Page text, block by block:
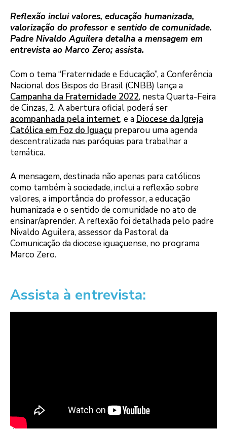
Reflexão inclui valores, educação humanizada,
valorização do professor e sentido de comunidade.
Padre Nivaldo Aguilera detalha a mensagem em
entrevista ao Marco Zero; assista.
Com o tema “Fraternidade e Educação”, a Conferência
Nacional dos Bispos do Brasil (CNBB) lança a
Campanha da Fraternidade 2022, nesta Quarta-Feira
de Cinzas, 2. A abertura oficial poderá ser
acompanhada pela internet, e a Diocese da Igreja
Católica em Foz do Iguaçu preparou uma agenda
descentralizada nas paróquias para trabalhar a
temática.
A mensagem, destinada não apenas para católicos
como também à sociedade, inclui a reflexão sobre
valores, a importância do professor, a educação
humanizada e o sentido de comunidade no ato de
ensinar/aprender. A reflexão foi detalhada pelo padre
Nivaldo Aguilera, assessor da Pastoral da
Comunicação da diocese iguaçuense, no programa
Marco Zero.
Assista à entrevista: